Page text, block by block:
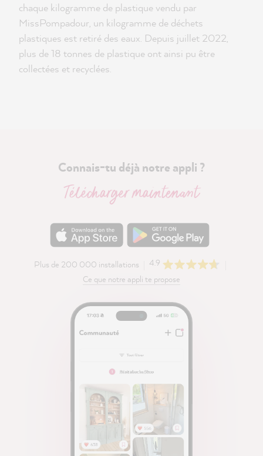
chaque kilogramme de plastique vendu par
MissPompadour, un kilogramme de déchets
plastiques est retiré des eaux. Depuis juillet 2022,
plus de 18 tonnes de plastique ont ainsi pu être
collectées et recyclées.
Connais-tu déjà notre appli ?
Télécharger maintenant
Plus de 200 000 installations
4.9
Ce que notre appli te propose